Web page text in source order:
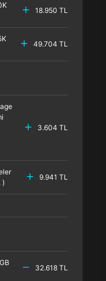
18.950 TL
49.704 TL
3.604 TL
)
9.941 TL
32.618 TL